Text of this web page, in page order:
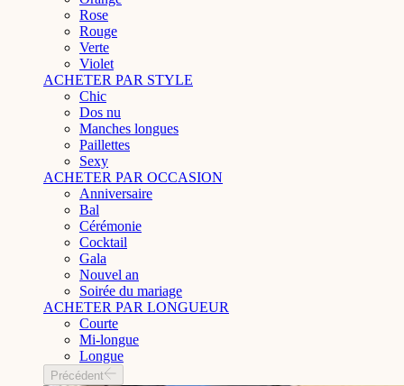
Rose
Rouge
Verte
Violet
ACHETER PAR STYLE
Chic
Dos nu
Manches longues
Paillettes
Sexy
ACHETER PAR OCCASION
Anniversaire
Bal
Cérémonie
Cocktail
Gala
Nouvel an
Soirée du mariage
ACHETER PAR LONGUEUR
Courte
Mi-longue
Longue
Précédent